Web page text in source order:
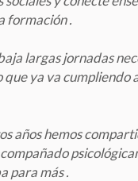
formación .
largas jornadas
que ya va
años hemos
para más .